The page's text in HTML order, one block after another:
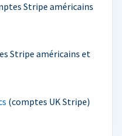
Stripe américains
Stripe américains et
(comptes UK Stripe)